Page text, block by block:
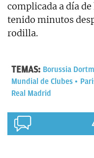
complicada a día
tenido minutos
rodilla.
TEMAS: Borussia
Mundial de Clubes
Real Madrid